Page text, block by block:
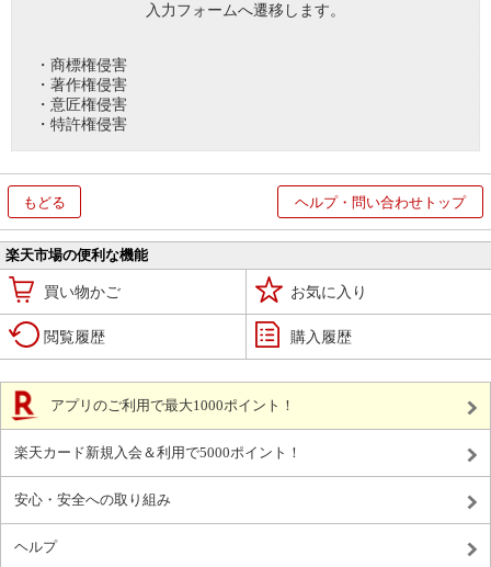
入力フォームへ遷移します。
・商標権侵害
・著作権侵害
・意匠権侵害
・特許権侵害
もどる ヘルプ・問い合わせトップ
楽天市場の便利な機能
買い物かご お気に入り
閲覧履歴 購入履歴
アプリのご利用で最大1000ポイント！
楽天カード新規入会＆利用で5000ポイント！
安心・安全への取り組み
ヘルプ